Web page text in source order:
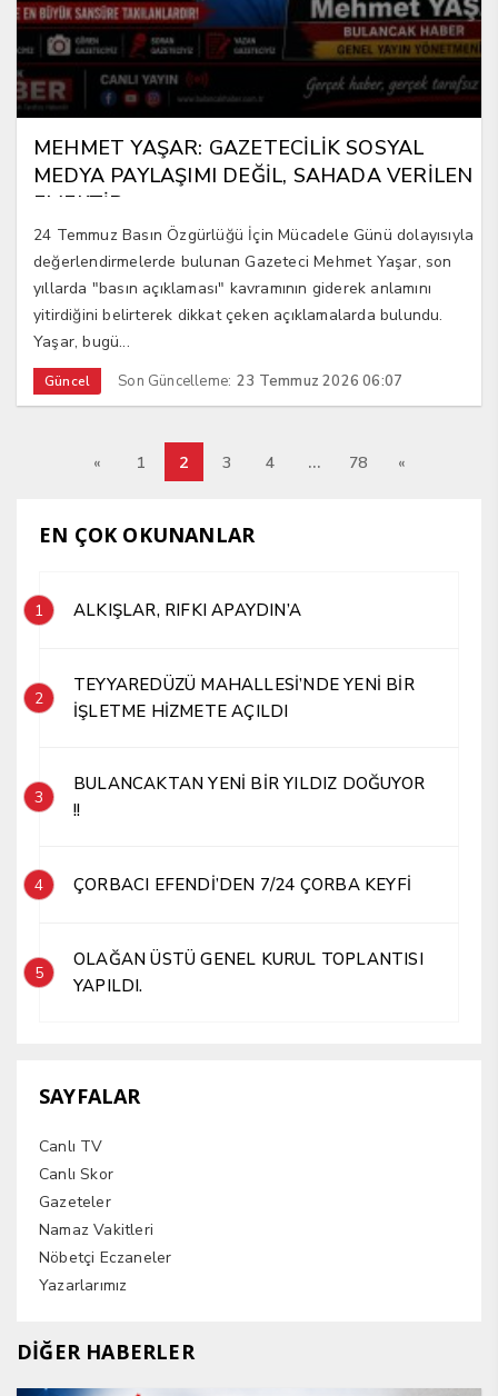
MEHMET YAŞAR: GAZETECİLİK SOSYAL
MEDYA PAYLAŞIMI DEĞİL, SAHADA VERİLEN
EMEKTİR
24 Temmuz Basın Özgürlüğü İçin Mücadele Günü dolayısıyla
değerlendirmelerde bulunan Gazeteci Mehmet Yaşar, son
yıllarda "basın açıklaması" kavramının giderek anlamını
yitirdiğini belirterek dikkat çeken açıklamalarda bulundu.
Yaşar, bugü...
Güncel Son Güncelleme: 23 Temmuz 2026 06:07
« 1 2 3 4 … 78 «
EN ÇOK OKUNANLAR
1 ALKIŞLAR, RIFKI APAYDIN’A
2
TEYYAREDÜZÜ MAHALLESİ’NDE YENİ BİR
İŞLETME HİZMETE AÇILDI
3
BULANCAKTAN YENİ BİR YILDIZ DOĞUYOR
!!
4 ÇORBACI EFENDİ’DEN 7/24 ÇORBA KEYFİ
5
OLAĞAN ÜSTÜ GENEL KURUL TOPLANTISI
YAPILDI.
SAYFALAR
Canlı TV
Canlı Skor
Gazeteler
Namaz Vakitleri
Nöbetçi Eczaneler
Yazarlarımız
DİĞER HABERLER